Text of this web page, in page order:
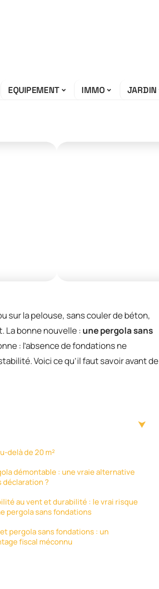
EQUIPEMENT IMMO JARDIN
sur la pelouse, sans couler de béton,
La bonne nouvelle : une pergola sans
: l’absence de fondations ne
Voici ce qu’il faut savoir avant de
delà de 20 m²
démontable : une vraie alternative
déclaration ?
au vent et durabilité : le vrai risque
pergola sans fondations
et pergola sans fondations : un
fiscal méconnu